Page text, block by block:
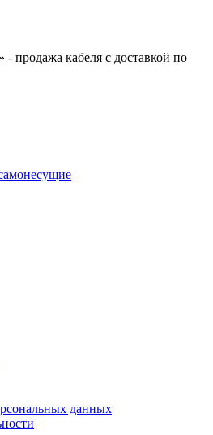
продажа кабеля с доставкой по
данных